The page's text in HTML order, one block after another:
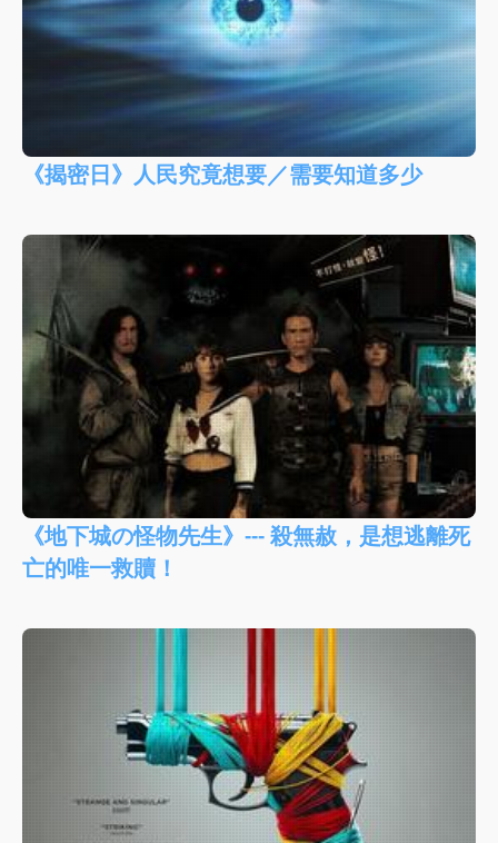
《揭密日》人民究竟想要／需要知道多少
《地下城の怪物先生》--- 殺無赦，是想逃離死
亡的唯一救贖！